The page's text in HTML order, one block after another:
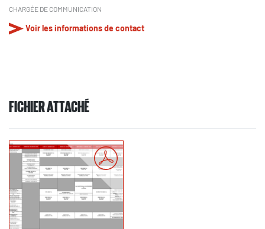
CHARGÉE DE COMMUNICATION
Voir les informations de contact
FICHIER ATTACHÉ